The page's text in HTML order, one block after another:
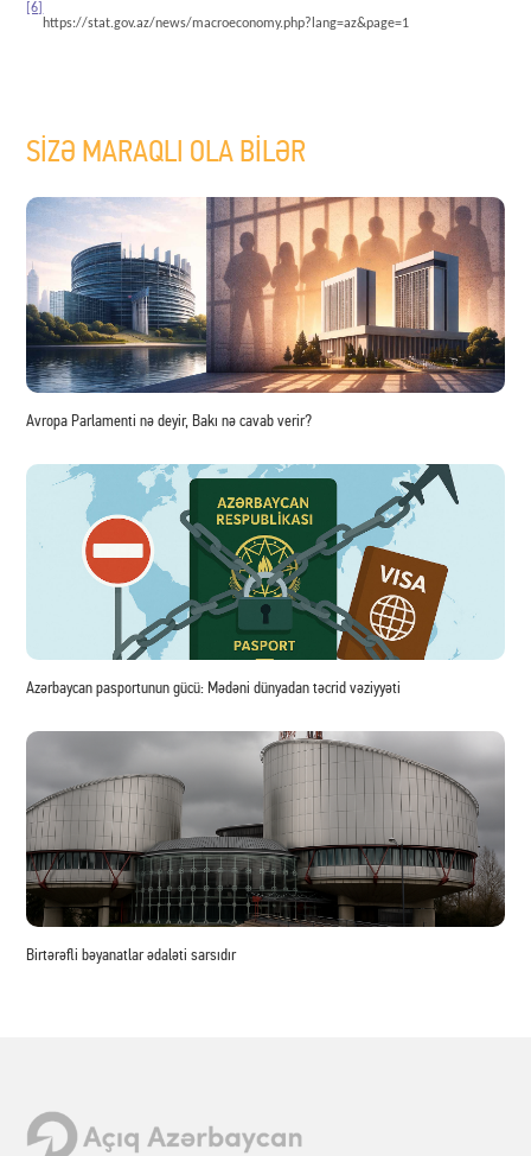
[6]
https://stat.gov.az/news/macroeconomy.php?lang=az&page=1
SİZƏ MARAQLI OLA BİLƏR
Avropa Parlamenti nə deyir, Bakı nə cavab verir?
Azərbaycan pasportunun gücü: Mədəni dünyadan təcrid vəziyyəti
Birtərəfli bəyanatlar ədaləti sarsıdır